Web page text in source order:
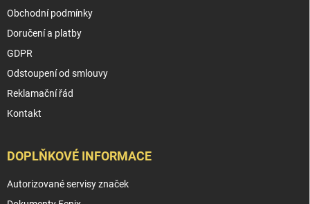
Obchodní podmínky
Doručení a platby
GDPR
Odstoupení od smlouvy
Reklamační řád
Kontakt
DOPLŇKOVÉ INFORMACE
Autorizované servisy značek